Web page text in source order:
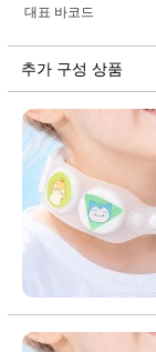
대표 바코드
추가 구성 상품